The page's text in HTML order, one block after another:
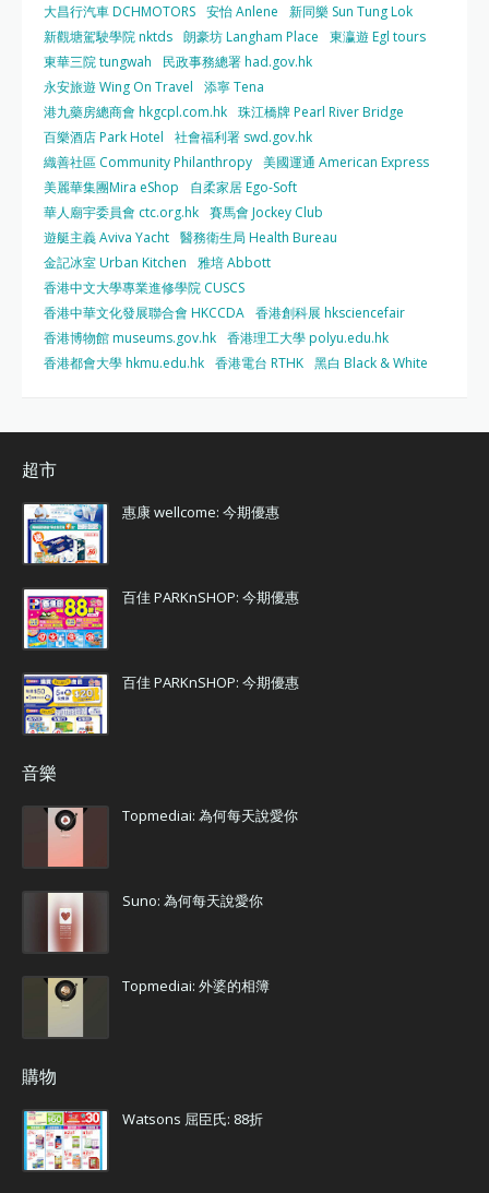
大昌行汽車 DCHMOTORS 安怡 Anlene
新同樂 Sun Tung Lok
新觀塘駕駛學院 nktds 朗豪坊 Langham Place
東瀛遊 Egl tours
東華三院 tungwah
民政事務總署 had.gov.hk
永安旅遊 Wing On Travel
添寧 Tena
港九藥房總商會 hkgcpl.com.hk 珠江橋牌 Pearl River Bridge
百樂酒店 Park Hotel
社會福利署 swd.gov.hk
織善社區 Community Philanthropy 美國運通 American Express
美麗華集團Mira eShop
自柔家居 Ego-Soft
華人廟宇委員會 ctc.org.hk 賽馬會 Jockey Club
遊艇主義 Aviva Yacht 醫務衛生局 Health Bureau
金記冰室 Urban Kitchen
雅培 Abbott
香港中文大學專業進修學院 CUSCS
香港中華文化發展聯合會 HKCCDA 香港創科展 hksciencefair
香港博物館 museums.gov.hk 香港理工大學 polyu.edu.hk
香港都會大學 hkmu.edu.hk 香港電台 RTHK 黑白 Black & White
超市
惠康 wellcome: 今期優惠
百佳 PARKnSHOP: 今期優惠
百佳 PARKnSHOP: 今期優惠
音樂
Topmediai: 為何每天說愛你
Suno: 為何每天說愛你
Topmediai: 外婆的相簿
購物
Watsons 屈臣氏: 88折